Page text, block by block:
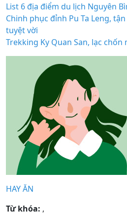
List 6 địa điểm du lịch Nguyên
Chinh phục đỉnh Pu Ta Leng,
tuyệt vời
Trekking Ky Quan San, lạc
HAY ĂN
Từ khóa: ,